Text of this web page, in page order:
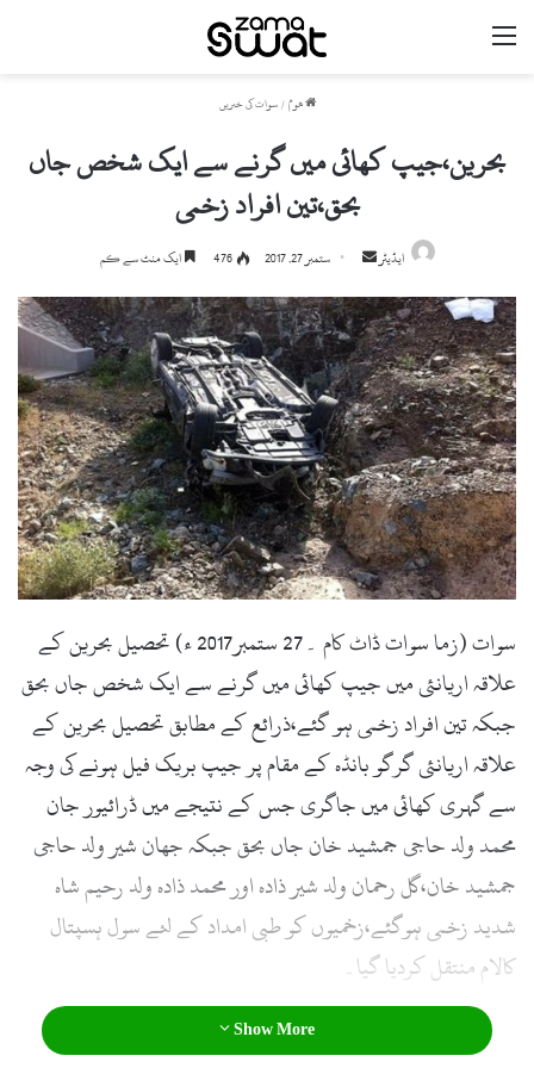
ھوم / سوات کی خبریں
بحرین،جیپ کھائی میں گرنے سے ایک شخص جاں
بحق،تین افراد زخمی
ایڈیٹر
n
d
a
n
e
m
a
i
l
ستمبر 27, 2017 476 ایک منٹ سے کم
سوات (زما سوات ڈاٹ کام ۔27 ستمبر2017 ء) تحصیل بحرین کے
علاقہ اریانئی میں جیپ کھائی میں گرنے سے ایک شخص جاں بحق
جبکہ تین افراد زخمی ہو گئے،ذرائع کے مطابق تحصیل بحرین کے
علاقہ اریانئی گرگو بانڈہ کے مقام پر جیپ بریک فیل ہونے کی وجہ
سے گہری کھائی میں جاگری جس کے نتیجے میں ڈرائیور جان
محمد ولد حاجی جمشید خان جاں بحق جبکہ جهان شیر ولد حاجی
جمشید خان،گل رحمان ولد شیر ذادہ اور محمد ذادہ ولد رحیم شاہ
شدید زخمی ہوگئے،زخمیوں کو طبی امداد کے لئے سول ہسپتال
کالام منتقل کردیا گیا۔
Show More